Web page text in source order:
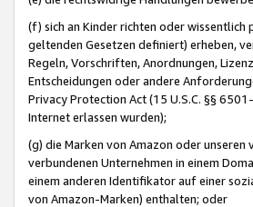
(f) sich an Kinder richten oder
geltenden Gesetzen definiert) erheben,
Regeln, Vorschriften, Anordnungen,
Entscheidungen oder andere
Privacy Protection Act (15 U.S.C. §§
Internet erlassen wurden);
(g) die Marken von Amazon oder
verbundenen Unternehmen in einem
einem anderen Identifikator auf einer
von Amazon-Marken) enthalten; oder